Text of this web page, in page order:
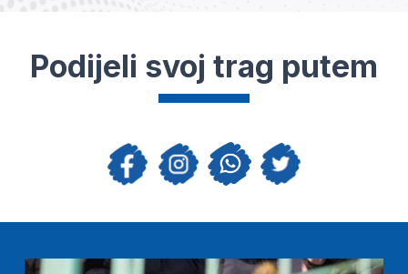
Podijeli svoj trag putem